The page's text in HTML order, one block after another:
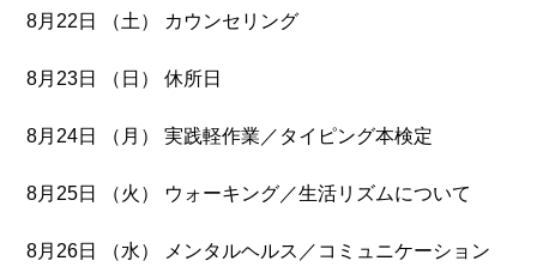
8月22日 （土） カウンセリング
8月23日 （日） 休所日
8月24日 （月） 実践軽作業／タイピング本検定
8月25日 （火） ウォーキング／生活リズムについて
8月26日 （水） メンタルヘルス／コミュニケーション